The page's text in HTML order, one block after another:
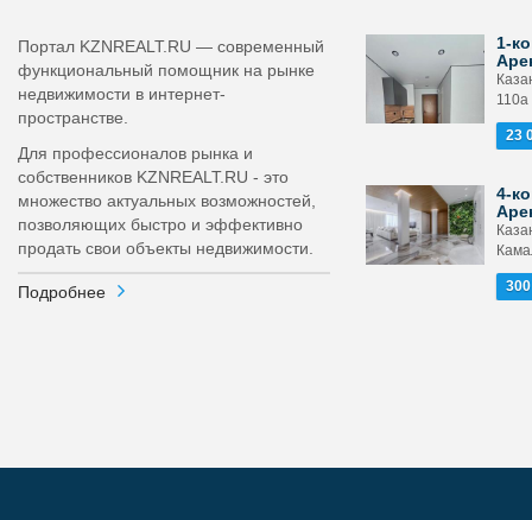
Портал KZNREALT.RU — современный
функциональный помощник на рынке
недвижимости в интернет-
пространстве.
Для профессионалов рынка и
собственников KZNREALT.RU - это
множество актуальных возможностей,
позволяющих быстро и эффективно
продать свои объекты недвижимости.
Подробнее
1-
110а
23
4-